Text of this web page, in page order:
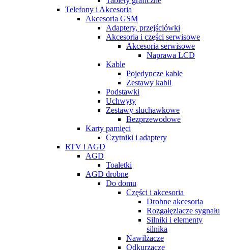
Telefony i Akcesoria
Akcesoria GSM
Adaptery, przejściówki
Akcesoria i części serwisowe
Akcesoria serwisowe
Naprawa LCD
Kable
Pojedyncze kable
Zestawy kabli
Podstawki
Uchwyty
Zestawy słuchawkowe
Bezprzewodowe
Karty pamięci
Czytniki i adaptery
RTV i AGD
AGD
Toaletki
AGD drobne
Do domu
Części i akcesoria
Drobne akcesoria
Rozgałęziacze sygnału
Silniki i elementy
silnika
Nawilżacze
Odkurzacze